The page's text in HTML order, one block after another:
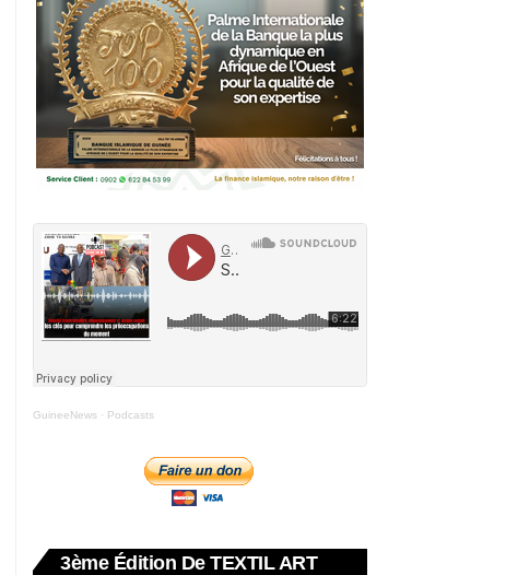
GuineeNews · Podcasts
3ème Édition De TEXTIL ART